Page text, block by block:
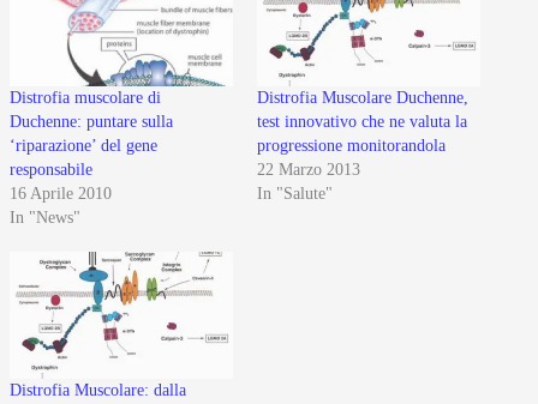
Distrofia muscolare di
Duchenne: puntare sulla
‘riparazione’ del gene
responsabile
16 Aprile 2010
In "News"
Distrofia Muscolare Duchenne,
test innovativo che ne valuta la
progressione monitorandola
22 Marzo 2013
In "Salute"
Distrofia Muscolare: dalla